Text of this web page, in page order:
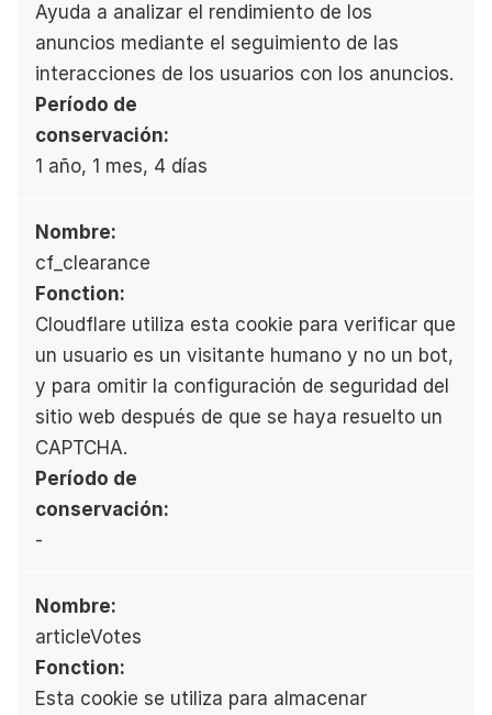
Ayuda a analizar el rendimiento de los
anuncios mediante el seguimiento de las
interacciones de los usuarios con los anuncios.
Período de
conservación:
1 año, 1 mes, 4 días
Nombre:
cf_clearance
Fonction:
Cloudflare utiliza esta cookie para verificar que
un usuario es un visitante humano y no un bot,
y para omitir la configuración de seguridad del
sitio web después de que se haya resuelto un
CAPTCHA.
Período de
conservación:
-
Nombre:
articleVotes
Fonction:
Esta cookie se utiliza para almacenar